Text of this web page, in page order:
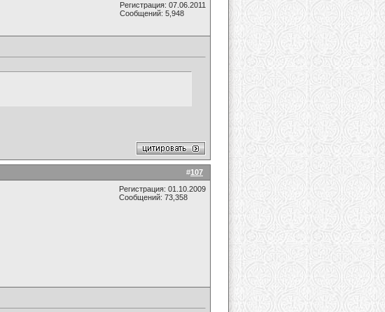
Регистрация: 07.06.2011
Сообщений: 5,948
#107
Регистрация: 01.10.2009
Сообщений: 73,358